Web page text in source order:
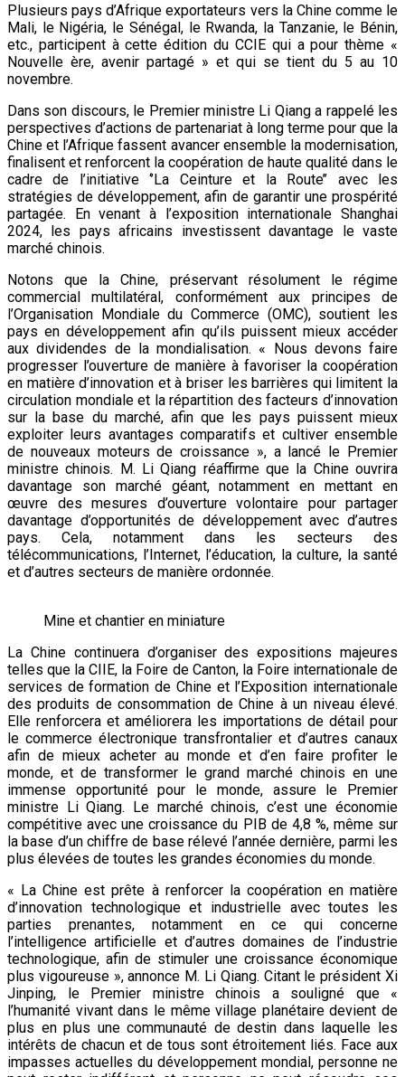
Plusieurs pays d’Afrique exportateurs vers la Chine comme le
Mali, le Nigéria, le Sénégal, le Rwanda, la Tanzanie, le Bénin,
etc., participent à cette édition du CCIE qui a pour thème «
Nouvelle ère, avenir partagé » et qui se tient du 5 au 10
novembre.
Dans son discours, le Premier ministre Li Qiang a rappelé les
perspectives d’actions de partenariat à long terme pour que la
Chine et l’Afrique fassent avancer ensemble la modernisation,
finalisent et renforcent la coopération de haute qualité dans le
cadre de l’initiative ‘’La Ceinture et la Route’’ avec les
stratégies de développement, afin de garantir une prospérité
partagée. En venant à l’exposition internationale Shanghai
2024, les pays africains investissent davantage le vaste
marché chinois.
Notons que la Chine, préservant résolument le régime
commercial multilatéral, conformément aux principes de
l’Organisation Mondiale du Commerce (OMC), soutient les
pays en développement afin qu’ils puissent mieux accéder
aux dividendes de la mondialisation. « Nous devons faire
progresser l’ouverture de manière à favoriser la coopération
en matière d’innovation et à briser les barrières qui limitent la
circulation mondiale et la répartition des facteurs d’innovation
sur la base du marché, afin que les pays puissent mieux
exploiter leurs avantages comparatifs et cultiver ensemble
de nouveaux moteurs de croissance », a lancé le Premier
ministre chinois. M. Li Qiang réaffirme que la Chine ouvrira
davantage son marché géant, notamment en mettant en
œuvre des mesures d’ouverture volontaire pour partager
davantage d’opportunités de développement avec d’autres
pays. Cela, notamment dans les secteurs des
télécommunications, l’Internet, l’éducation, la culture, la santé
et d’autres secteurs de manière ordonnée.
Mine et chantier en miniature
La Chine continuera d’organiser des expositions majeures
telles que la CIIE, la Foire de Canton, la Foire internationale de
services de formation de Chine et l’Exposition internationale
des produits de consommation de Chine à un niveau élevé.
Elle renforcera et améliorera les importations de détail pour
le commerce électronique transfrontalier et d’autres canaux
afin de mieux acheter au monde et d’en faire profiter le
monde, et de transformer le grand marché chinois en une
immense opportunité pour le monde, assure le Premier
ministre Li Qiang. Le marché chinois, c’est une économie
compétitive avec une croissance du PIB de 4,8 %, même sur
la base d’un chiffre de base rélevé l’année dernière, parmi les
plus élevées de toutes les grandes économies du monde.
« La Chine est prête à renforcer la coopération en matière
d’innovation technologique et industrielle avec toutes les
parties prenantes, notamment en ce qui concerne
l’intelligence artificielle et d’autres domaines de l’industrie
technologique, afin de stimuler une croissance économique
plus vigoureuse », annonce M. Li Qiang. Citant le président Xi
Jinping, le Premier ministre chinois a souligné que «
l’humanité vivant dans le même village planétaire devient de
plus en plus une communauté de destin dans laquelle les
intérêts de chacun et de tous sont étroitement liés. Face aux
impasses actuelles du développement mondial, personne ne